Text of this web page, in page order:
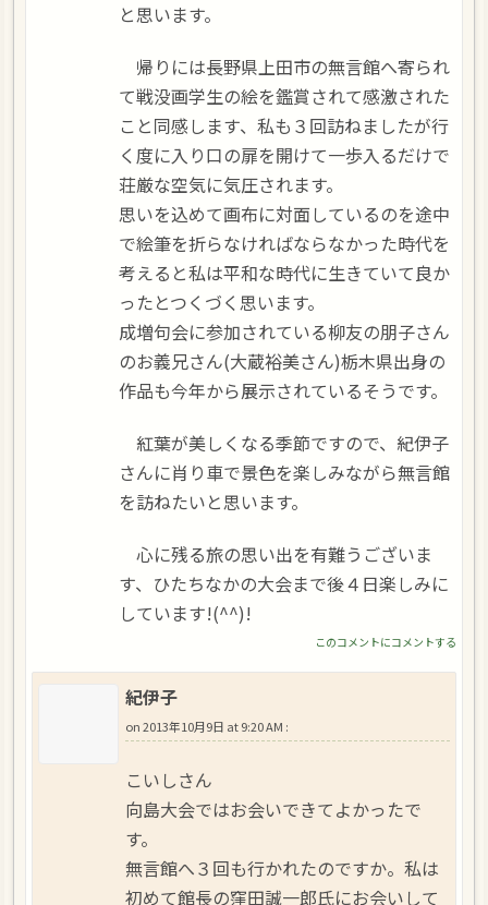
と思います。
帰りには長野県上田市の無言館へ寄られ
て戦没画学生の絵を鑑賞されて感激された
こと同感します、私も３回訪ねましたが行
く度に入り口の扉を開けて一歩入るだけで
荘厳な空気に気圧されます。
思いを込めて画布に対面しているのを途中
で絵筆を折らなければならなかった時代を
考えると私は平和な時代に生きていて良か
ったとつくづく思います。
成増句会に参加されている柳友の朋子さん
のお義兄さん(大蔵裕美さん)栃木県出身の
作品も今年から展示されているそうです。
紅葉が美しくなる季節ですので、紀伊子
さんに肖り車で景色を楽しみながら無言館
を訪ねたいと思います。
心に残る旅の思い出を有難うございま
す、ひたちなかの大会まで後４日楽しみに
しています!(^^)!
このコメントにコメントする
紀伊子
on2013年10月9日 at 9:20 AM :
こいしさん
向島大会ではお会いできてよかったで
す。
無言館へ３回も行かれたのですか。私は
初めて館長の窪田誠一郎氏にお会いして